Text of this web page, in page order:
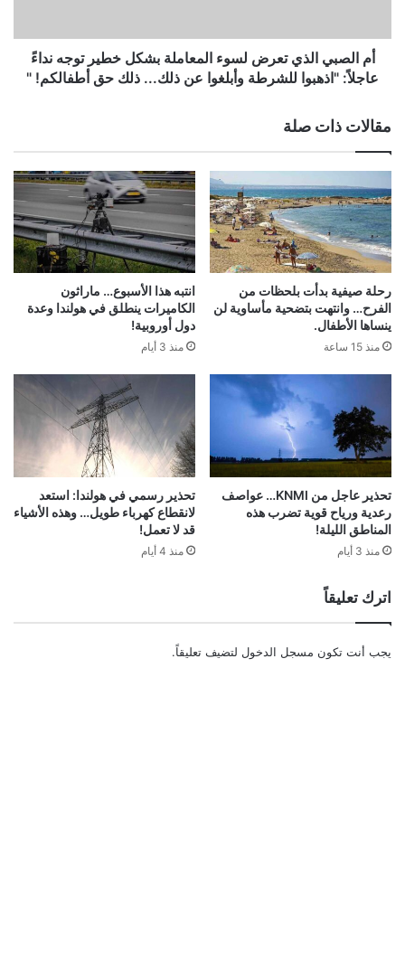
توجه
نداءً
عاجلاً:
وأبلغوا
عن
ذلك...
ذلك
حق
أطفالكم!
"
أم الصبي الذي تعرض لسوء المعاملة بشكل خطير توجه نداءً
عاجلاً: "اذهبوا للشرطة وأبلغوا عن ذلك... ذلك حق أطفالكم! "
مقالات ذات صلة
رحلة صيفية بدأت بلحظات من
الفرح… وانتهت بتضحية مأساوية لن
ينساها الأطفال.
منذ 15 ساعة
انتبه هذا الأسبوع… ماراثون
الكاميرات ينطلق في هولندا وعدة
دول أوروبية!
منذ 3 أيام
تحذير عاجل من KNMI… عواصف
رعدية ورياح قوية تضرب هذه
المناطق الليلة!
منذ 3 أيام
تحذير رسمي في هولندا: استعد
لانقطاع كهرباء طويل… وهذه الأشياء
قد لا تعمل!
منذ 4 أيام
اترك تعليقاً
يجب أنت تكون مسجل الدخول لتضيف تعليقاً.